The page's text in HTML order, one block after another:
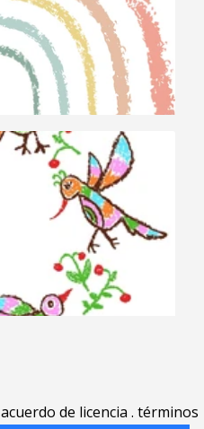
acuerdo de licencia . términos